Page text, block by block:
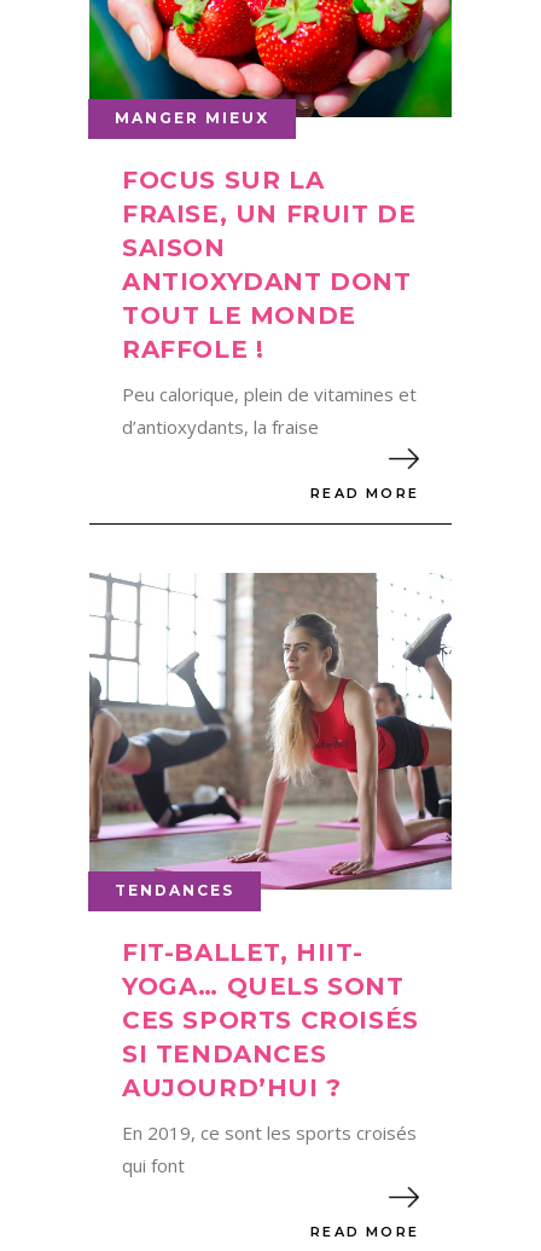
MANGER MIEUX
FOCUS SUR LA
FRAISE, UN FRUIT DE
SAISON
ANTIOXYDANT DONT
TOUT LE MONDE
RAFFOLE !
Peu calorique, plein de vitamines et
d’antioxydants, la fraise
READ MORE
TENDANCES
FIT-BALLET, HIIT-
YOGA… QUELS SONT
CES SPORTS CROISÉS
SI TENDANCES
AUJOURD’HUI ?
En 2019, ce sont les sports croisés
qui font
READ MORE